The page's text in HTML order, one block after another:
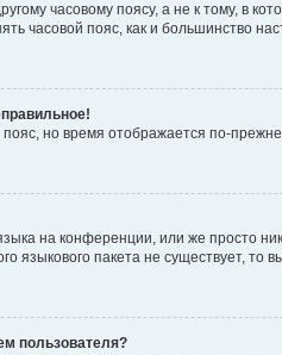
часовому поясу, а не к тому, в
часовой пояс, как и большинство
но время отображается по-
на конференции, или же просто
языкового пакета не существует,
пользователя?